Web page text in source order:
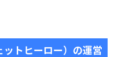
トヒーロー）の運営